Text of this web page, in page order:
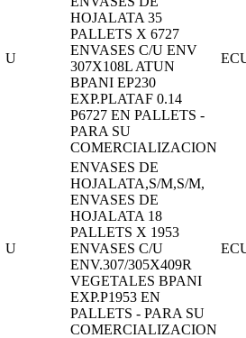
U
HOJALATA 35
PALLETS X 6727
ENVASES C/U ENV
307X108L ATUN
BPANI EP230
EXP.PLATAF 0.14
P6727 EN PALLETS -
PARA SU
COMERCIALIZACION
U
ENVASES DE
HOJALATA,S/M,S/M,
ENVASES DE
HOJALATA 18
PALLETS X 1953
ENVASES C/U
ENV.307/305X409R
VEGETALES BPANI
EXP.P1953 EN
PALLETS - PARA SU
COMERCIALIZACION